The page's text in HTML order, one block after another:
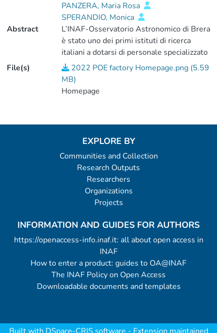
PANZERA, Maria Rosa
SPERANDIO, Monica
Abstract
L’INAF-Osservatorio Astronomico di Brera
è stato uno dei primi istituti di ricerca
italiani a dotarsi di personale specializzato
nella comunicazione della scienza (ufficio
POE, public outreach & education). Il POE
arricchisce l’offerta culturale lombarda con
osservazioni notturne attraverso telescopi
partecipazioni a festival e iniziative. POE
factory è il portale web che raccoglie e
presenta le attività della sede di Milano e
di Merate.
File(s)
2022 POE factory Homepage.png (5.59
MB)
Homepage
EXPLORE BY
Communities and Collection
Research Outputs
Researchers
Organizations
Projects
INFORMATION AND GUIDES FOR AUTHORS
https://openaccess-info.inaf.it: all about open access in
INAF
How to enter a product: guides to OA@INAF
The INAF Policy on Open Access
Downloadable documents and templates